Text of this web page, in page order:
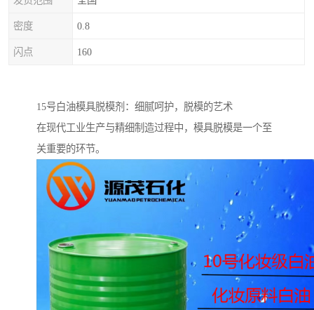
密度 0.8
闪点 160
15号白油模具脱模剂：细腻呵护，脱模的艺术
在现代工业生产与精细制造过程中，模具脱模是一个至
关重要的环节。